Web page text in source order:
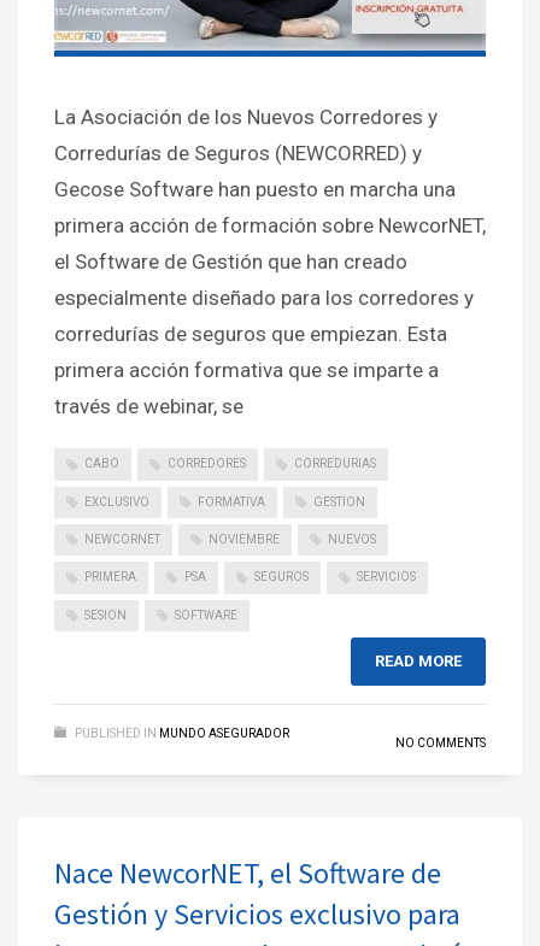
La Asociación de los Nuevos Corredores y
Corredurías de Seguros (NEWCORRED) y
Gecose Software han puesto en marcha una
primera acción de formación sobre NewcorNET,
el Software de Gestión que han creado
especialmente diseñado para los corredores y
corredurías de seguros que empiezan. Esta
primera acción formativa que se imparte a
través de webinar, se
CABO CORREDORES CORREDURIAS
EXCLUSIVO FORMATIVA GESTION
NEWCORNET NOVIEMBRE NUEVOS
PRIMERA PSA SEGUROS SERVICIOS
SESION SOFTWARE
READ MORE
PUBLISHED IN MUNDO ASEGURADOR
NO COMMENTS
Nace NewcorNET, el Software de
Gestión y Servicios exclusivo para